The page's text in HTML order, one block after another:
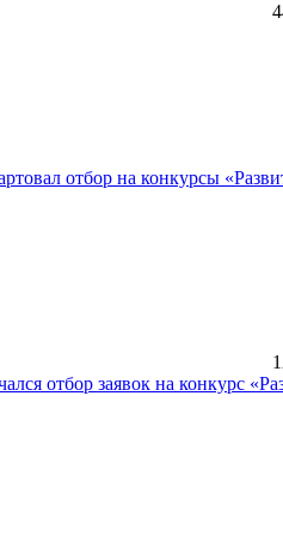
отбор на конкурсы
отбор заявок на конкурс